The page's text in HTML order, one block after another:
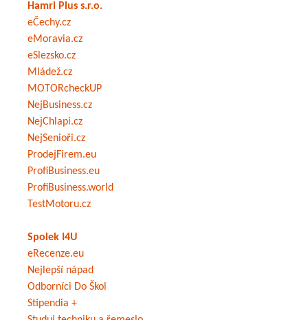
Hamri Plus s.r.o.
eČechy.cz
eMoravia.cz
eSlezsko.cz
Mládež.cz
MOTORcheckUP
NejBusiness.cz
NejChlapi.cz
NejSenioři.cz
ProdejFirem.eu
ProfiBusiness.eu
ProfiBusiness.world
TestMotoru.cz
Spolek I4U
eRecenze.eu
Nejlepší nápad
Odborníci Do Škol
Stipendia +